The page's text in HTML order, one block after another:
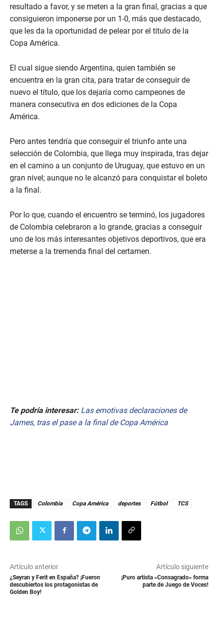
resultado a favor, y se meten a la gran final, gracias a que
consiguieron imponerse por un 1-0, más que destacado,
que les da la oportunidad de pelear por el título de la
Copa América.
El cual sigue siendo Argentina, quien también se
encuentra en la gran cita, para tratar de conseguir de
nuevo el título, que los dejaría como campeones de
manera consecutiva en dos ediciones de la Copa
América.
Pero antes tendría que conseguir el triunfo ante una
selección de Colombia, que llega muy inspirada, tras dejar
en el camino a un conjunto de Uruguay, que estuvo en un
gran nivel; aunque no le alcanzó para conquistar el boleto
a la final.
Por lo que, cuando el encuentro se terminó, los jugadores
de Colombia celebraron a lo grande, gracias a conseguir
uno de los más interesantes objetivos deportivos, que era
meterse a la tremenda final del certamen.
Te podría interesar: Las emotivas declaraciones de
James, tras el pase a la final de Copa América
TAGS Colombia Copa América deportes Fútbol TCS
Artículo anterior
¿Seyran y Ferit en España? ¡Fueron
descubiertos los protagonistas de
Golden Boy!
Artículo siguiente
¡Puro artista «Consagrado» forma
parte de Juego de Voces!